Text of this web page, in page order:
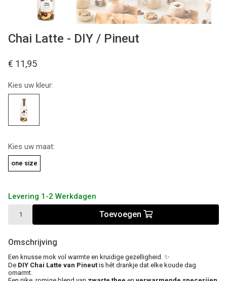
CADEAUBON
Previous Next
Chai Latte - DIY / Pineut
€ 11,95
Kies uw kleur:
Kies uw maat:
one size
Levering 1-2 Werkdagen
Toevoegen
Omschrijving
Een knusse mok vol warmte en kruidige gezelligheid. ✨
De DIY Chai Latte van Pineut is hét drankje dat elke koude dag
omarmt.